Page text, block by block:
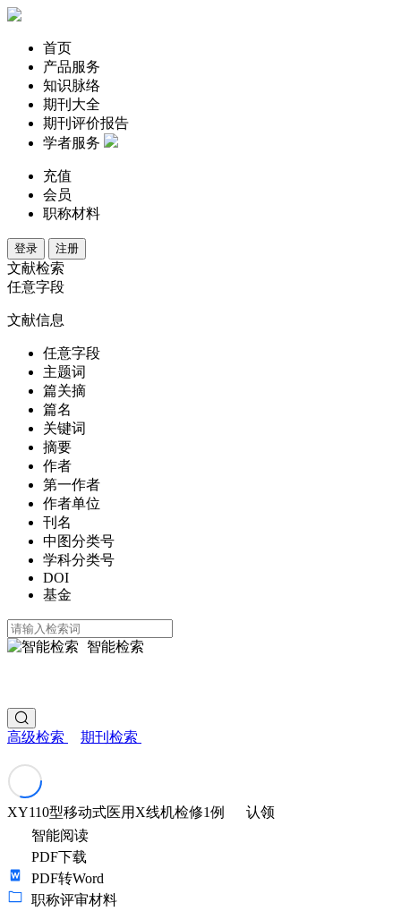
首页
产品服务
知识脉络
期刊大全
期刊评价报告
学者服务
充值
会员
职称材料
登录 注册
文献检索
任意字段
文献信息
任意字段
主题词
篇关摘
篇名
关键词
摘要
作者
第一作者
作者单位
刊名
中图分类号
学科分类号
DOI
基金
智能检索
高级检索 期刊检索
XY110型移动式医用X线机检修1例
认领
智能阅读
PDF下载
PDF转Word
职称评审材料